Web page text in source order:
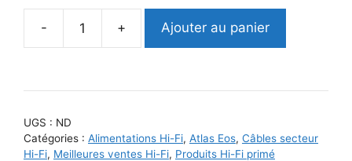
-
quantité
Eos
+ Ajouter au panier
UGS : ND
Catégories : Alimentations Hi-Fi, Atlas Eos, Câbles secteur
Hi-Fi, Meilleures ventes Hi-Fi, Produits Hi-Fi primé